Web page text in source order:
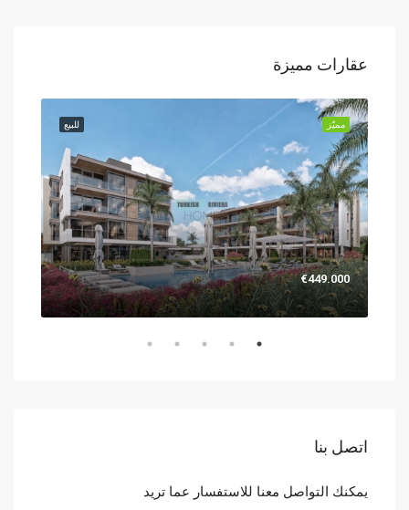
عقارات مميزة
للبيع مميّز
€449.000
اتصل بنا
يمكنك التواصل معنا للاستفسار عما تريد